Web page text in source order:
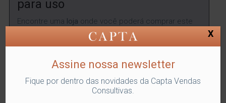
para uso
Encontre uma loja onde você poderá comprar este
Assine nossa newsletter
Fique por dentro das novidades da Capta Vendas
Consultivas.
X